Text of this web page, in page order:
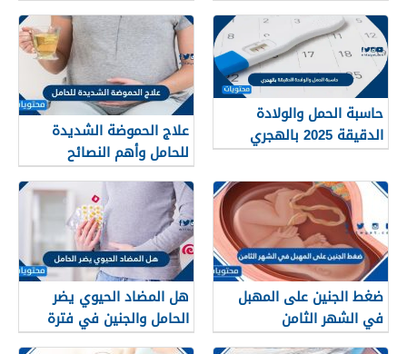
حاسبة الحمل والولادة
الدقيقة 2025 بالهجري
علاج الحموضة الشديدة
للحامل وأهم النصائح
للسيطرة على حموضة
المعدة
ضغط الجنين على المهبل
في الشهر الثامن
هل المضاد الحيوي يضر
الحامل والجنين في فترة
الحمل